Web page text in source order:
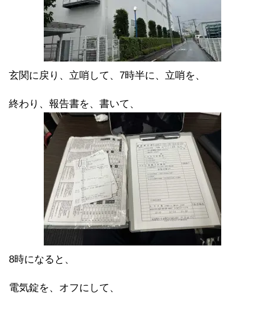
玄関に戻り、立哨して、7時半に、立哨を、
終わり、報告書を、書いて、
8時になると、
電気錠を、オフにして、